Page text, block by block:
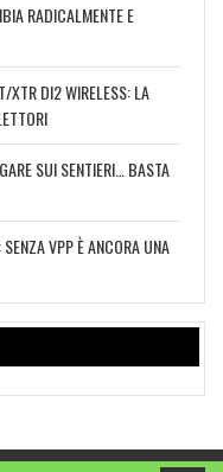
RADICALMENTE E
XTR DI2 WIRELESS: LA
SUI SENTIERI… BASTA
VPP È ANCORA UNA